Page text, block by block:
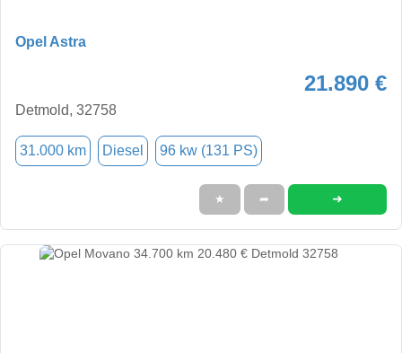
Opel Astra
21.890 €
Detmold, 32758
31.000 km Diesel 96 kw (131 PS)
★ ➦ ➜